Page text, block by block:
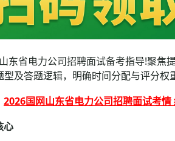
资格复审
历年真题
省电力公司招聘面试备考指导!聚焦提
及答题逻辑，明确时间分配与评分权
2026国网山东省电力公司招聘面试考
心